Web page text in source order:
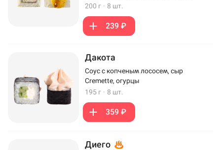
200 г · 8 шт.
239 ₽
Дакота
Соус с копченым лососем, сыр
Cremette, огурцы
195 г · 8 шт.
359 ₽
Диего